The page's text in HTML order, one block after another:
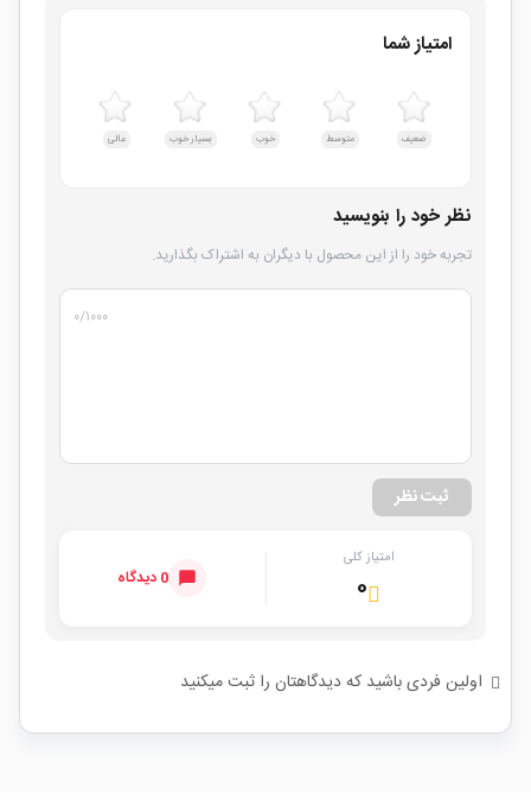
امتیاز شما
ضعیف متوسط خوب بسیار خوب عالی
نظر خود را بنویسید
تجربه خود را از این محصول با دیگران به اشتراک بگذارید.
۰/۱۰۰۰
ثبت نظر
امتیاز کلی
۰ 0 دیدگاه
اولین فردی باشید که دیدگاهتان را ثبت میکنید